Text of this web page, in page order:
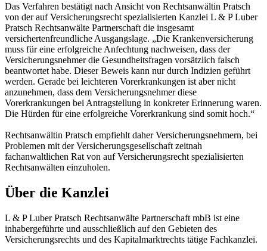
Das Verfahren bestätigt nach Ansicht von Rechtsanwältin Pratsch
von der auf Versicherungsrecht spezialisierten Kanzlei L & P Luber
Pratsch Rechtsanwälte Partnerschaft die insgesamt
versichertenfreundliche Ausgangslage. „Die Krankenversicherung
muss für eine erfolgreiche Anfechtung nachweisen, dass der
Versicherungsnehmer die Gesundheitsfragen vorsätzlich falsch
beantwortet habe. Dieser Beweis kann nur durch Indizien geführt
werden. Gerade bei leichteren Vorerkrankungen ist aber nicht
anzunehmen, dass dem Versicherungsnehmer diese
Vorerkrankungen bei Antragstellung in konkreter Erinnerung waren.
Die Hürden für eine erfolgreiche Vorerkrankung sind somit hoch.“
Rechtsanwältin Pratsch empfiehlt daher Versicherungsnehmern, bei
Problemen mit der Versicherungsgesellschaft zeitnah
fachanwaltlichen Rat von auf Versicherungsrecht spezialisierten
Rechtsanwälten einzuholen.
Über die Kanzlei
L & P Luber Pratsch Rechtsanwälte Partnerschaft mbB ist eine
inhabergeführte und ausschließlich auf den Gebieten des
Versicherungsrechts und des Kapitalmarktrechts tätige Fachkanzlei.